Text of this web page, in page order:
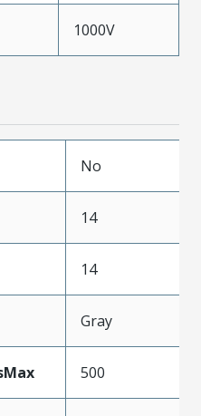
1000V
No
14
14
Gray
500